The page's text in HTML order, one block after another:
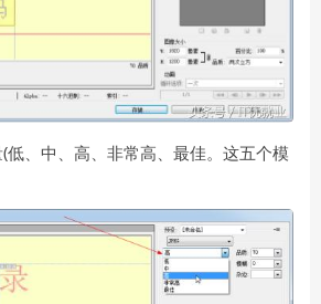
低、中、高、非常高、最佳。这五个模